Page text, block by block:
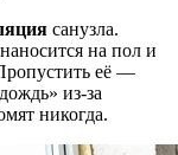
санузла.
на пол и
её —
из-за
никогда.